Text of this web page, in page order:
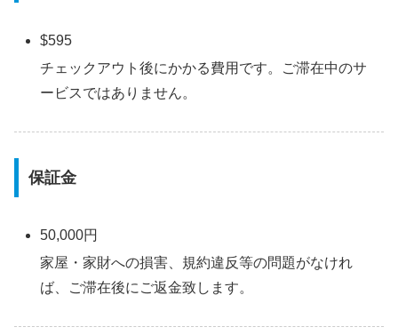
$595
チェックアウト後にかかる費用です。ご滞在中のサ
ービスではありません。
保証金
50,000円
家屋・家財への損害、規約違反等の問題がなけれ
ば、ご滞在後にご返金致します。